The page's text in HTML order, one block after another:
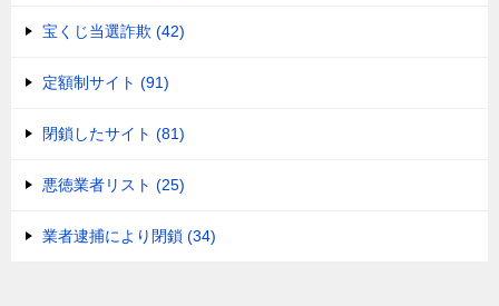
宝くじ当選詐欺 (42)
定額制サイト (91)
閉鎖したサイト (81)
悪徳業者リスト (25)
業者逮捕により閉鎖 (34)